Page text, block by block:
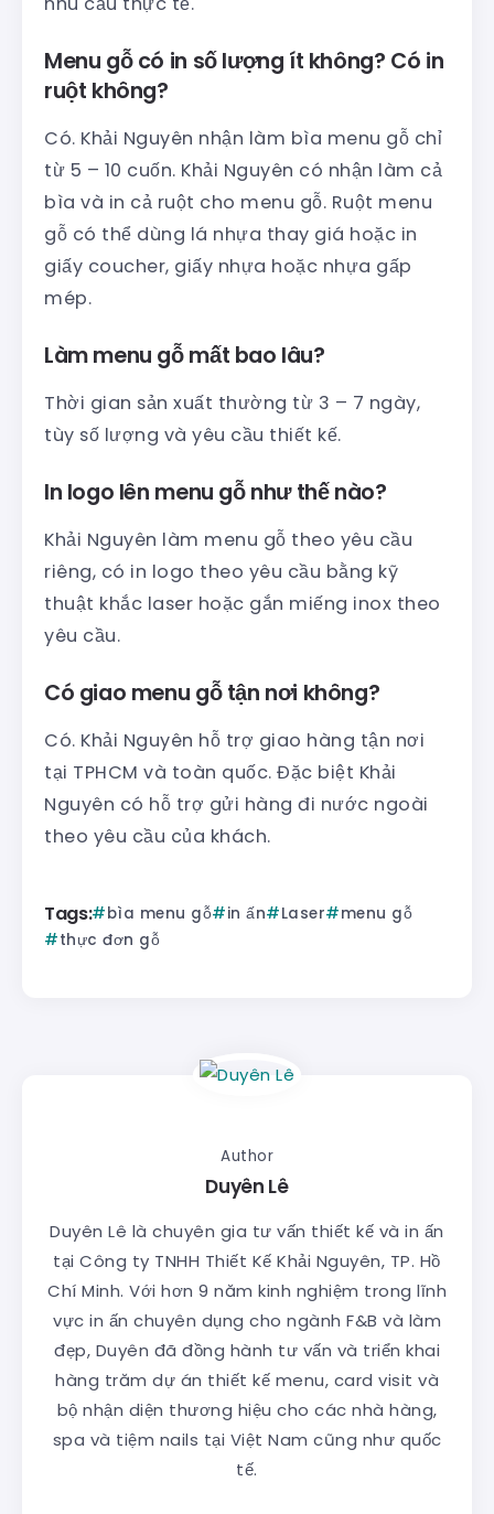
Menu gỗ có in số lượng ít không? Có in
ruột không?
Có. Khải Nguyên nhận làm bìa menu gỗ chỉ
từ 5 – 10 cuốn. Khải Nguyên có nhận làm cả
bìa và in cả ruột cho menu gỗ. Ruột menu
gỗ có thể dùng lá nhựa thay giá hoặc in
giấy coucher, giấy nhựa hoặc nhựa gấp
mép.
Làm menu gỗ mất bao lâu?
Thời gian sản xuất thường từ 3 – 7 ngày,
tùy số lượng và yêu cầu thiết kế.
In logo lên menu gỗ như thế nào?
Khải Nguyên làm menu gỗ theo yêu cầu
riêng, có in logo theo yêu cầu bằng kỹ
thuật khắc laser hoặc gắn miếng inox theo
yêu cầu.
Có giao menu gỗ tận nơi không?
Có. Khải Nguyên hỗ trợ giao hàng tận nơi
tại TPHCM và toàn quốc. Đặc biệt Khải
Nguyên có hỗ trợ gửi hàng đi nước ngoài
theo yêu cầu của khách.
Tags: bìa menu gỗ in ấn Laser
menu gỗ
thực đơn gỗ
Author
Duyên Lê
Duyên Lê là chuyên gia tư vấn thiết kế và in ấn
tại Công ty TNHH Thiết Kế Khải Nguyên, TP. Hồ
Chí Minh. Với hơn 9 năm kinh nghiệm trong lĩnh
vực in ấn chuyên dụng cho ngành F&B và làm
đẹp, Duyên đã đồng hành tư vấn và triển khai
hàng trăm dự án thiết kế menu, card visit và
bộ nhận diện thương hiệu cho các nhà hàng,
spa và tiệm nails tại Việt Nam cũng như quốc
tế.